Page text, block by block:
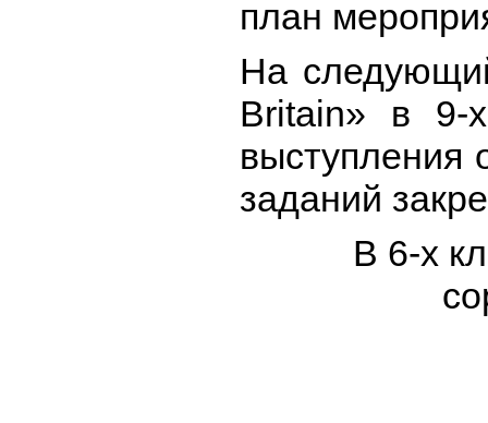
план
На
Britain» в 9-
выступления
заданий
В 6-х